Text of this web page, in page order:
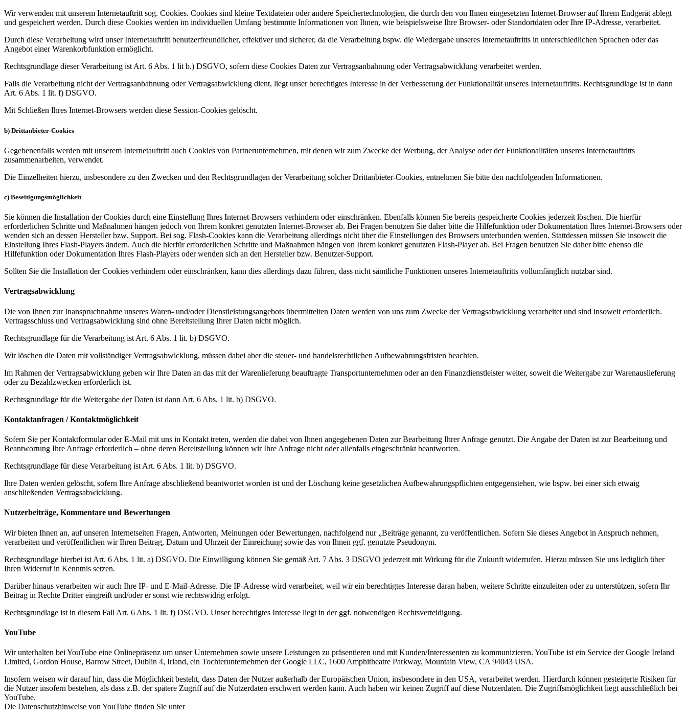
Wir verwenden mit unserem Internetauftritt sog. Cookies. Cookies sind kleine Textdateien oder andere Speichertechnologien, die durch den von Ihnen eingesetzten Internet-Browser auf Ihrem Endgerät ablegt
und gespeichert werden. Durch diese Cookies werden im individuellen Umfang bestimmte Informationen von Ihnen, wie beispielsweise Ihre Browser- oder Standortdaten oder Ihre IP-Adresse, verarbeitet.
Durch diese Verarbeitung wird unser Internetauftritt benutzerfreundlicher, effektiver und sicherer, da die Verarbeitung bspw. die Wiedergabe unseres Internetauftritts in unterschiedlichen Sprachen oder das
Angebot einer Warenkorbfunktion ermöglicht.
Rechtsgrundlage dieser Verarbeitung ist Art. 6 Abs. 1 lit b.) DSGVO, sofern diese Cookies Daten zur Vertragsanbahnung oder Vertragsabwicklung verarbeitet werden.
Falls die Verarbeitung nicht der Vertragsanbahnung oder Vertragsabwicklung dient, liegt unser berechtigtes Interesse in der Verbesserung der Funktionalität unseres Internetauftritts. Rechtsgrundlage ist in dann
Art. 6 Abs. 1 lit. f) DSGVO.
Mit Schließen Ihres Internet-Browsers werden diese Session-Cookies gelöscht.
b) Drittanbieter-Cookies
Gegebenenfalls werden mit unserem Internetauftritt auch Cookies von Partnerunternehmen, mit denen wir zum Zwecke der Werbung, der Analyse oder der Funktionalitäten unseres Internetauftritts
zusammenarbeiten, verwendet.
Die Einzelheiten hierzu, insbesondere zu den Zwecken und den Rechtsgrundlagen der Verarbeitung solcher Drittanbieter-Cookies, entnehmen Sie bitte den nachfolgenden Informationen.
c) Beseitigungsmöglichkeit
Sie können die Installation der Cookies durch eine Einstellung Ihres Internet-Browsers verhindern oder einschränken. Ebenfalls können Sie bereits gespeicherte Cookies jederzeit löschen. Die hierfür
erforderlichen Schritte und Maßnahmen hängen jedoch von Ihrem konkret genutzten Internet-Browser ab. Bei Fragen benutzen Sie daher bitte die Hilfefunktion oder Dokumentation Ihres Internet-Browsers oder
wenden sich an dessen Hersteller bzw. Support. Bei sog. Flash-Cookies kann die Verarbeitung allerdings nicht über die Einstellungen des Browsers unterbunden werden. Stattdessen müssen Sie insoweit die
Einstellung Ihres Flash-Players ändern. Auch die hierfür erforderlichen Schritte und Maßnahmen hängen von Ihrem konkret genutzten Flash-Player ab. Bei Fragen benutzen Sie daher bitte ebenso die
Hilfefunktion oder Dokumentation Ihres Flash-Players oder wenden sich an den Hersteller bzw. Benutzer-Support.
Sollten Sie die Installation der Cookies verhindern oder einschränken, kann dies allerdings dazu führen, dass nicht sämtliche Funktionen unseres Internetauftritts vollumfänglich nutzbar sind.
Vertragsabwicklung
Die von Ihnen zur Inanspruchnahme unseres Waren- und/oder Dienstleistungsangebots übermittelten Daten werden von uns zum Zwecke der Vertragsabwicklung verarbeitet und sind insoweit erforderlich.
Vertragsschluss und Vertragsabwicklung sind ohne Bereitstellung Ihrer Daten nicht möglich.
Rechtsgrundlage für die Verarbeitung ist Art. 6 Abs. 1 lit. b) DSGVO.
Wir löschen die Daten mit vollständiger Vertragsabwicklung, müssen dabei aber die steuer- und handelsrechtlichen Aufbewahrungsfristen beachten.
Im Rahmen der Vertragsabwicklung geben wir Ihre Daten an das mit der Warenlieferung beauftragte Transportunternehmen oder an den Finanzdienstleister weiter, soweit die Weitergabe zur Warenauslieferung
oder zu Bezahlzwecken erforderlich ist.
Rechtsgrundlage für die Weitergabe der Daten ist dann Art. 6 Abs. 1 lit. b) DSGVO.
Kontaktanfragen / Kontaktmöglichkeit
Sofern Sie per Kontaktformular oder E-Mail mit uns in Kontakt treten, werden die dabei von Ihnen angegebenen Daten zur Bearbeitung Ihrer Anfrage genutzt. Die Angabe der Daten ist zur Bearbeitung und
Beantwortung Ihre Anfrage erforderlich – ohne deren Bereitstellung können wir Ihre Anfrage nicht oder allenfalls eingeschränkt beantworten.
Rechtsgrundlage für diese Verarbeitung ist Art. 6 Abs. 1 lit. b) DSGVO.
Ihre Daten werden gelöscht, sofern Ihre Anfrage abschließend beantwortet worden ist und der Löschung keine gesetzlichen Aufbewahrungspflichten entgegenstehen, wie bspw. bei einer sich etwaig
anschließenden Vertragsabwicklung.
Nutzerbeiträge, Kommentare und Bewertungen
Wir bieten Ihnen an, auf unseren Internetseiten Fragen, Antworten, Meinungen oder Bewertungen, nachfolgend nur „Beiträge genannt, zu veröffentlichen. Sofern Sie dieses Angebot in Anspruch nehmen,
verarbeiten und veröffentlichen wir Ihren Beitrag, Datum und Uhrzeit der Einreichung sowie das von Ihnen ggf. genutzte Pseudonym.
Rechtsgrundlage hierbei ist Art. 6 Abs. 1 lit. a) DSGVO. Die Einwilligung können Sie gemäß Art. 7 Abs. 3 DSGVO jederzeit mit Wirkung für die Zukunft widerrufen. Hierzu müssen Sie uns lediglich über
Ihren Widerruf in Kenntnis setzen.
Darüber hinaus verarbeiten wir auch Ihre IP- und E-Mail-Adresse. Die IP-Adresse wird verarbeitet, weil wir ein berechtigtes Interesse daran haben, weitere Schritte einzuleiten oder zu unterstützen, sofern Ihr
Beitrag in Rechte Dritter eingreift und/oder er sonst wie rechtswidrig erfolgt.
Rechtsgrundlage ist in diesem Fall Art. 6 Abs. 1 lit. f) DSGVO. Unser berechtigtes Interesse liegt in der ggf. notwendigen Rechtsverteidigung.
YouTube
Wir unterhalten bei YouTube eine Onlinepräsenz um unser Unternehmen sowie unsere Leistungen zu präsentieren und mit Kunden/Interessenten zu kommunizieren. YouTube ist ein Service der Google Ireland
Limited, Gordon House, Barrow Street, Dublin 4, Irland, ein Tochterunternehmen der Google LLC, 1600 Amphitheatre Parkway, Mountain View, CA 94043 USA.
Insofern weisen wir darauf hin, dass die Möglichkeit besteht, dass Daten der Nutzer außerhalb der Europäischen Union, insbesondere in den USA, verarbeitet werden. Hierdurch können gesteigerte Risiken für
die Nutzer insofern bestehen, als dass z.B. der spätere Zugriff auf die Nutzerdaten erschwert werden kann. Auch haben wir keinen Zugriff auf diese Nutzerdaten. Die Zugriffsmöglichkeit liegt ausschließlich bei
YouTube.
Die Datenschutzhinweise von YouTube finden Sie unter